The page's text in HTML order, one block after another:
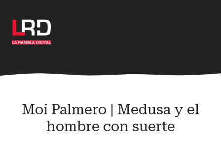
contenido
principal
Moi Palmero | Medusa y el
hombre con suerte